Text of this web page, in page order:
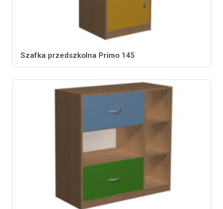
Szafka przedszkolna Primo 145